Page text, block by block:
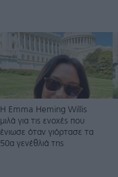
H Emma Heming Willis
μιλά για τις ενοχές που
ένιωσε όταν γιόρτασε τα
50α γενέθλιά της